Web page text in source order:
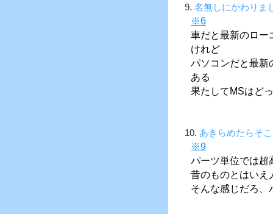
9. 名無しにかわりま
※6
車だと最新のロー
けれど
パソコンだと最新
ある
果たしてMSはど
10. あきらめたらそ
※9
パーツ単位では超
昔のものとはいえ
そんな感じだろ、